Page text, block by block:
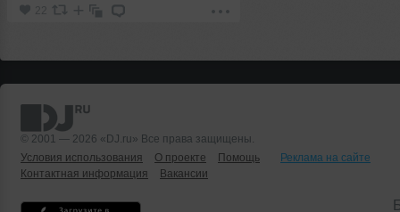
22
© 2001 — 2026 «DJ.ru» Все права защищены.
Условия использования
О проекте Помощь
Реклама на сайте
Контактная информация
Вакансии